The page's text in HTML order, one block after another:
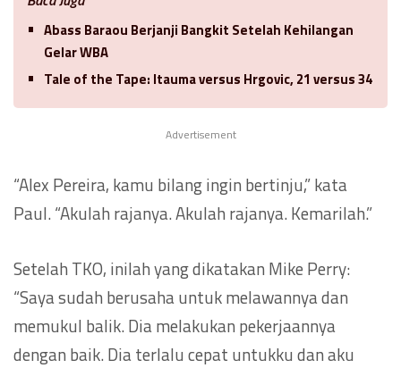
Abass Baraou Berjanji Bangkit Setelah Kehilangan
Gelar WBA
Tale of the Tape: Itauma versus Hrgovic, 21 versus 34
Advertisement
“Alex Pereira, kamu bilang ingin bertinju,” kata
Paul. “Akulah rajanya. Akulah rajanya. Kemarilah.”
Setelah TKO, inilah yang dikatakan Mike Perry:
“Saya sudah berusaha untuk melawannya dan
memukul balik. Dia melakukan pekerjaannya
dengan baik. Dia terlalu cepat untukku dan aku